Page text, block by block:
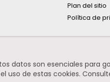
Plan del sitio
Política de
datos son esenciales para
uso de estas cookies.